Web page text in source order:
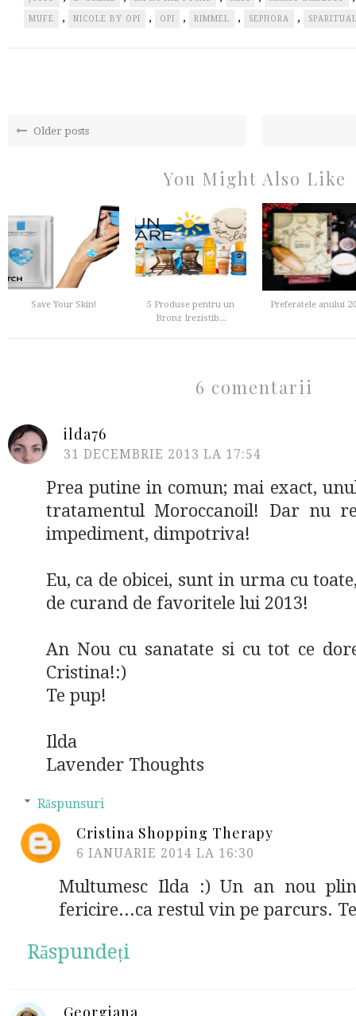
MUFE , NICOLE BY OPI , OPI , RIMMEL , SEPHORA ,
Older posts
You Might Also Like
Save Your Skin!
5 Produse pentru un
Bronz Irezistib...
Preferatele anului
6 comentarii
ilda76
31 DECEMBRIE 2013 LA 17:54
Prea putine in comun; mai exact,
tratamentul Moroccanoil! Dar nu
impediment, dimpotriva!
Eu, ca de obicei, sunt in urma cu
de curand de favoritele lui 2013!
An Nou cu sanatate si cu tot ce
Cristina!:)
Te pup!
Ilda
Lavender Thoughts
Răspunsuri
Cristina Shopping Therapy
6 IANUARIE 2014 LA 16:30
Multumesc Ilda :) Un an nou
fericire...ca restul vin pe parcurs.
Răspundeți
Georgiana